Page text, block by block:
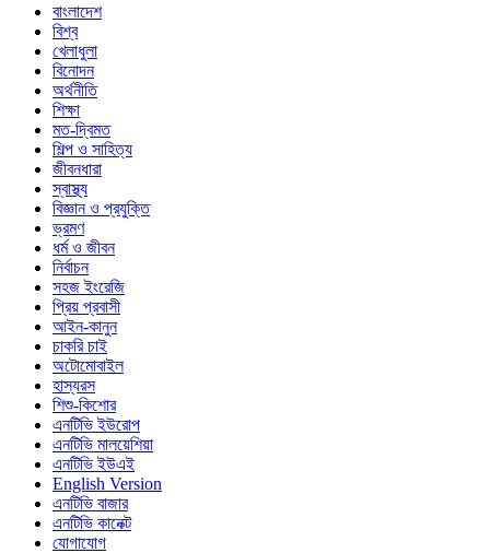
বাংলাদেশ
বিশ্ব
খেলাধুলা
বিনোদন
অর্থনীতি
শিক্ষা
মত-দ্বিমত
শিল্প ও সাহিত্য
জীবনধারা
স্বাস্থ্য
বিজ্ঞান ও প্রযুক্তি
ভ্রমণ
ধর্ম ও জীবন
নির্বাচন
সহজ ইংরেজি
প্রিয় প্রবাসী
আইন-কানুন
চাকরি চাই
অটোমোবাইল
হাস্যরস
শিশু-কিশোর
এনটিভি ইউরোপ
এনটিভি মালয়েশিয়া
এনটিভি ইউএই
English Version
এনটিভি বাজার
এনটিভি কানেক্ট
যোগাযোগ